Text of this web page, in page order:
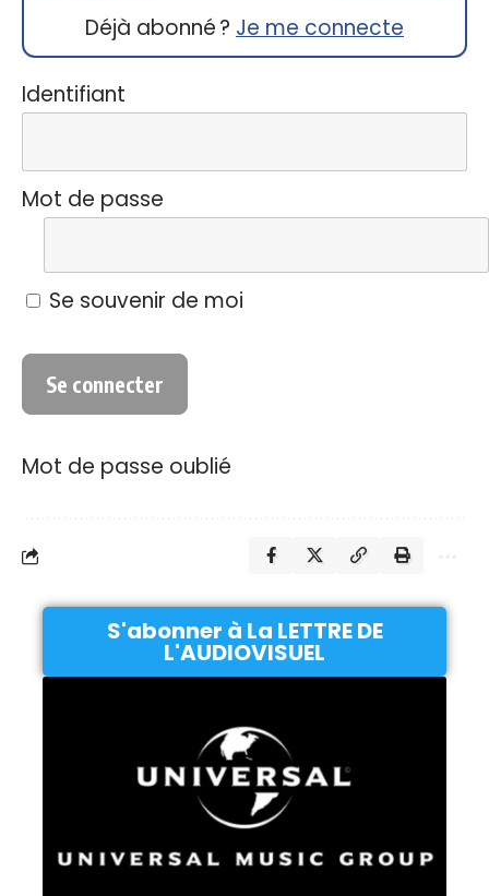
Déjà abonné ? Je me connecte
Identifiant
Mot de passe
Se souvenir de moi
Mot de passe oublié
S'abonner à La LETTRE DE
L'AUDIOVISUEL